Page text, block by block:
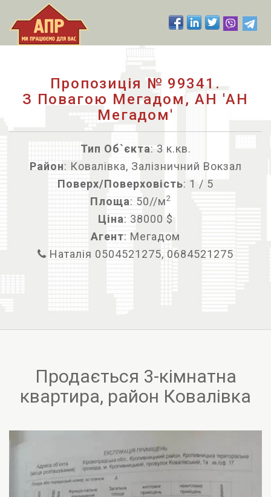
Пропозиція № 99341.
З Повагою Мегадом, АН 'АН
Мегадом'
Тип Об`єкта: 3 к.кв.
Район: Ковалівка, Залізничний Вокзал
Поверх/Поверховість: 1 / 5
Площа: 50//м2
Ціна: 38000 $
Агент: Мегадом
Наталія 0504521275, 0684521275
Продається 3-кімнатна
квартира, район Ковалівка